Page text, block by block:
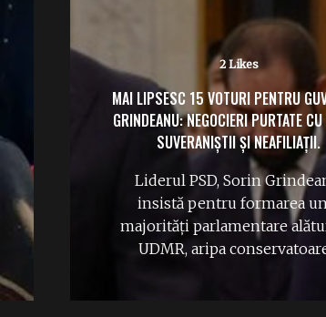
No Likes
FLORIAN COLDEA RISCĂ ANI
ÎNCHISOARE. DECIZIE DEFINITIVĂ:
FOSTULUI ȘEF SRI POATE
Curtea de Apel București a
pe 5 august toate
excepțiile invocate